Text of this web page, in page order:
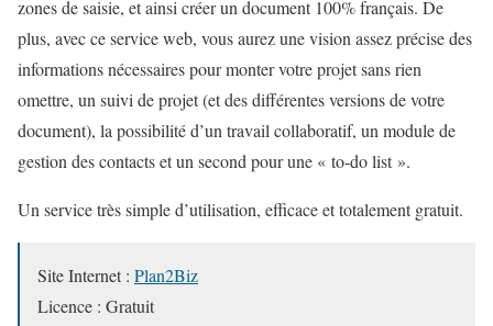
zones de saisie, et ainsi créer un document 100% français. De
plus, avec ce service web, vous aurez une vision assez précise des
informations nécessaires pour monter votre projet sans rien
omettre, un suivi de projet (et des différentes versions de votre
document), la possibilité d’un travail collaboratif, un module de
gestion des contacts et un second pour une « to-do list ».
Un service très simple d’utilisation, efficace et totalement gratuit.
Site Internet : Plan2Biz
Licence : Gratuit